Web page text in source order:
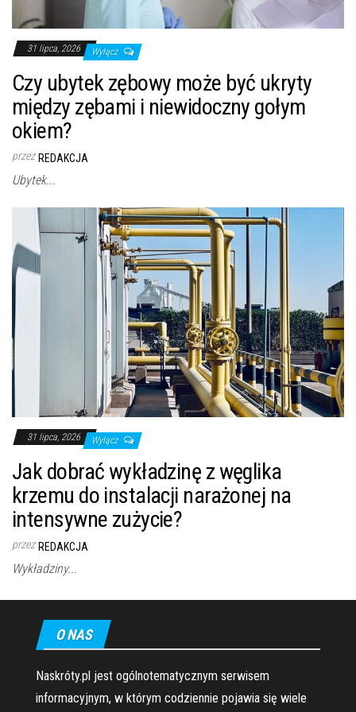
31 lipca, 2026 Wyłącz
Czy ubytek zębowy może być ukryty
między zębami i niewidoczny gołym
okiem?
przez REDAKCJA
Ubytek...
31 lipca, 2026 Wyłącz
Jak dobrać wykładzinę z węglika
krzemu do instalacji narażonej na
intensywne zużycie?
przez REDAKCJA
Wykładziny...
O NAS
Naskróty.pl jest ogólnotematycznym serwisem
informacyjnym, w którym codziennie pojawia się wiele